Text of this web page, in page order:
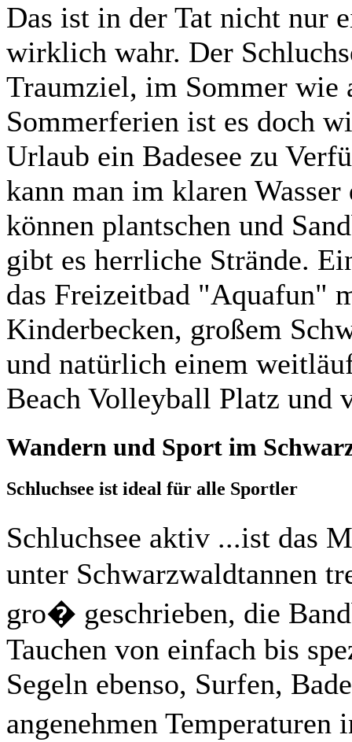
Das ist in der Tat nicht nur
wirklich wahr. Der
Traumziel, im Sommer wie
Sommerferien ist es doch
Urlaub ein Badesee zu
kann man im klaren
können plantschen und
gibt es herrliche Strände.
das Freizeitbad "Aquafun"
Kinderbecken, großem
und natürlich einem
Beach Volleyball Platz und
Wandern und Sport im
Schluchsee ist ideal für alle Sportler
Schluchsee aktiv ...ist das
unter Schwarzwaldtannen
gro� geschrieben, die
Tauchen von einfach bis
Segeln ebenso, Surfen,
angenehmen